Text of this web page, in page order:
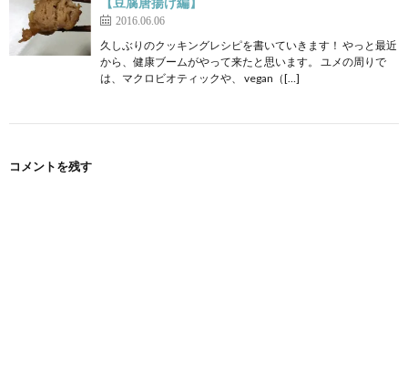
2016.06.06
久しぶりのクッキングレシピを書いていきます！ やっと最近
から、健康ブームがやって来たと思います。 ユメの周りで
は、マクロビオティックや、 vegan（[…]
コメントを残す